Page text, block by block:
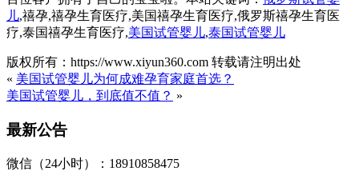
儿,禧孕,禧孕生育医疗,美国禧孕生育医疗,俄罗斯禧孕生育医
疗,泰国禧孕生育医疗,美国试管婴儿,泰国试管婴儿
版权所有：https://www.xiyun360.com 转载请注明出处
« 美国试管婴儿为何成难孕育家庭首选？
美国试管婴儿，到底值不值？ »
最新公告
微信（24小时）：18910858475